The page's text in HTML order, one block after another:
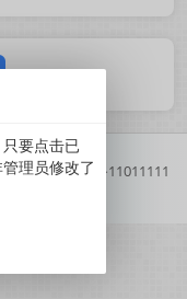
搭建.// 京ICP备11011111
要点击已
理员修改了